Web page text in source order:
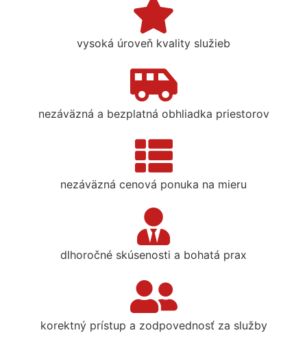
vysoká úroveň kvality služieb
nezáväzná a bezplatná obhliadka priestorov
nezáväzná cenová ponuka na mieru
dlhoročné skúsenosti a bohatá prax
korektný prístup a zodpovednosť za služby